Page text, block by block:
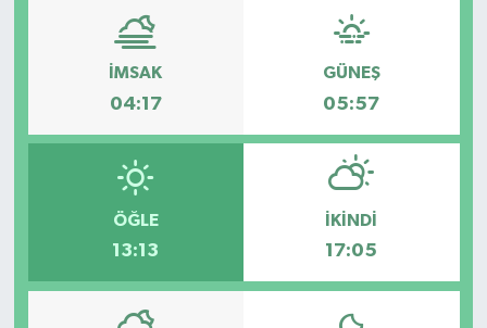
İMSAK
04:17
GÜNEŞ
05:57
ÖĞLE
13:13
İKINDI
17:05